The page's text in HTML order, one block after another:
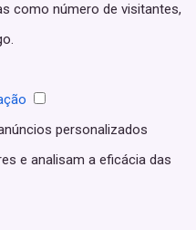
como número de visitantes,
personalizados
e analisam a eficácia das